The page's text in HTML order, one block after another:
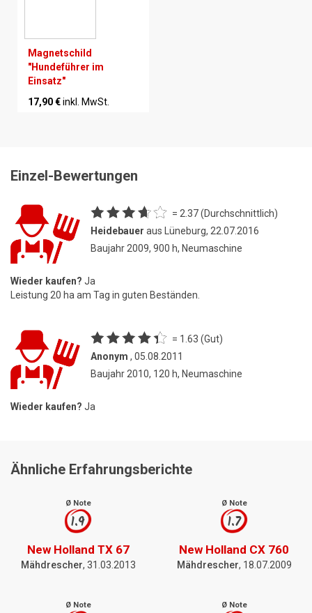
Magnetschild
"Hundeführer im
Einsatz"
17,90 €inkl. MwSt.
Einzel-Bewertungen
= 2.37 (Durchschnittlich)
Heidebauer aus Lüneburg, 22.07.2016
Baujahr 2009, 900 h, Neumaschine
Wieder kaufen? Ja
Leistung 20 ha am Tag in guten Beständen.
= 1.63 (Gut)
Anonym , 05.08.2011
Baujahr 2010, 120 h, Neumaschine
Wieder kaufen? Ja
Ähnliche Erfahrungsberichte
Ø Note
1.9
New Holland TX 67
Mähdrescher, 31.03.2013
Ø Note
1.7
New Holland CX 760
Mähdrescher, 18.07.2009
Ø Note Ø Note